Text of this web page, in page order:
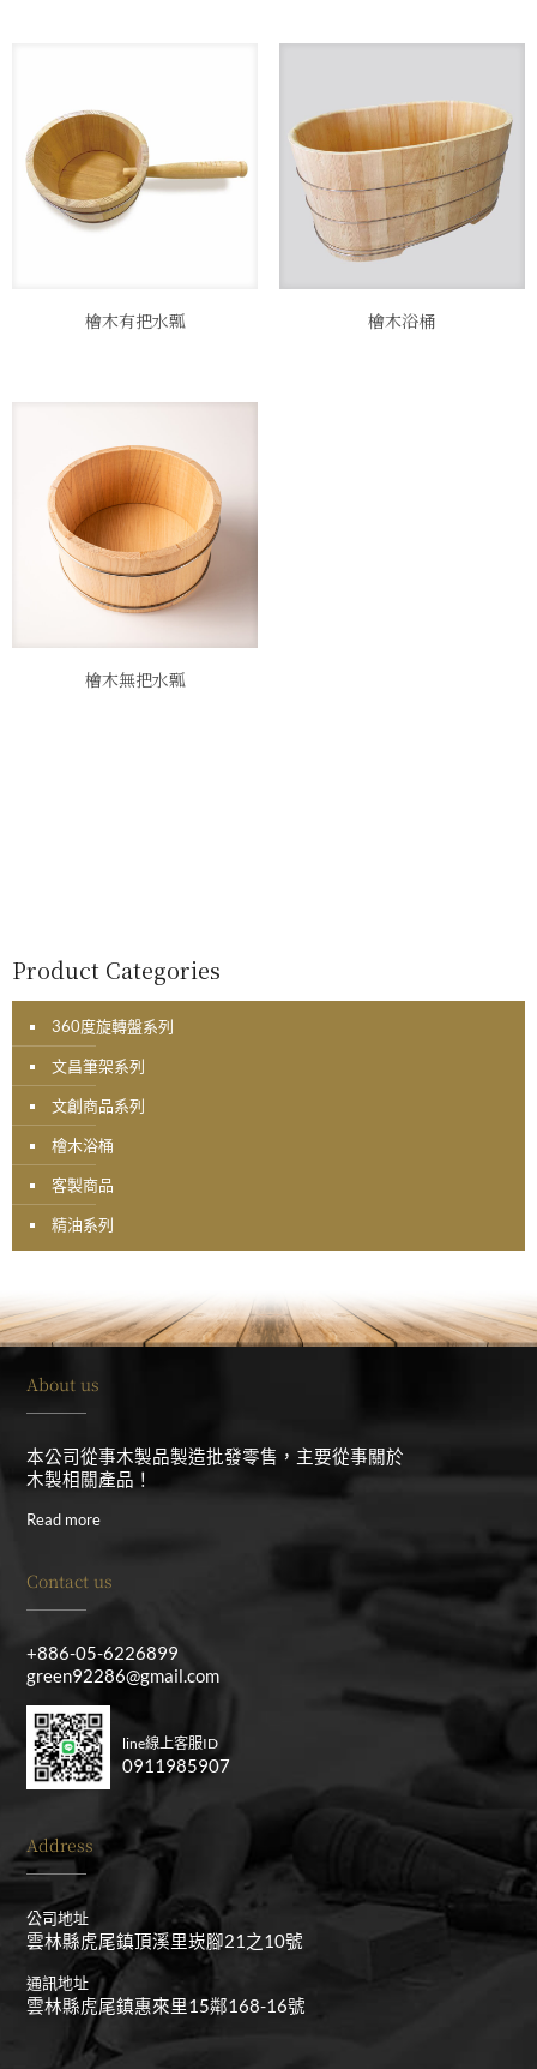
檜木有把水瓢 檜木浴桶
檜木無把水瓢
Product Categories
360度旋轉盤系列
文昌筆架系列
文創商品系列
檜木浴桶
客製商品
精油系列
About us
本公司從事木製品製造批發零售，主要從事關於
木製相關產品！
Read more
Contact us
+886-05-6226899
green92286@gmail.com
line線上客服ID
0911985907
Address
公司地址
雲林縣虎尾鎮頂溪里崁腳21之10號
通訊地址
雲林縣虎尾鎮惠來里15鄰168-16號